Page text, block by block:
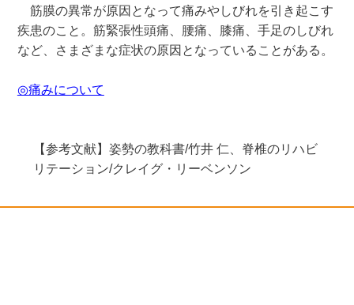
筋膜の異常が原因となって痛みやしびれを引き起こす
疾患のこと。筋緊張性頭痛、腰痛、膝痛、手足のしびれ
など、さまざまな症状の原因となっていることがある。
◎痛みについて
【参考文献】姿勢の教科書/竹井 仁、脊椎のリハビ
リテーション/クレイグ・リーベンソン